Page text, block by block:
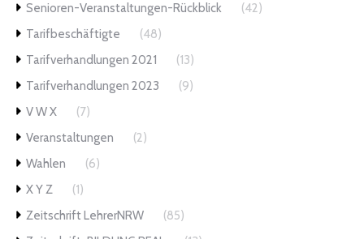
Senioren-Veranstaltungen-Rückblick
(42)
Tarifbeschäftigte
(48)
Tarifverhandlungen 2021
(13)
Tarifverhandlungen 2023
(9)
V W X
(7)
Veranstaltungen
(2)
Wahlen
(6)
X Y Z
(1)
Zeitschrift LehrerNRW
(85)